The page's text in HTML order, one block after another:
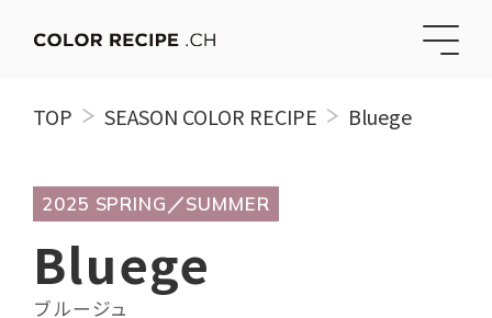
TOP SEASON COLOR RECIPE Bluege
2025 SPRING／SUMMER
Bluege
ブルージュ